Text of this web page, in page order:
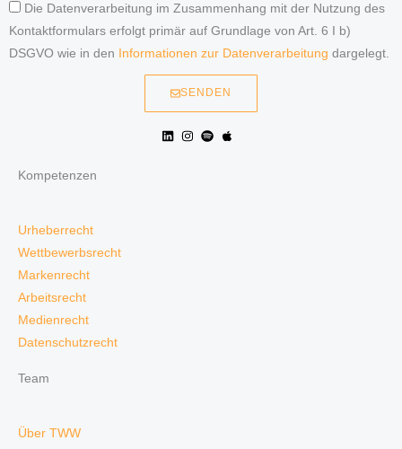
Die Datenverarbeitung im Zusammenhang mit der Nutzung des
Kontaktformulars erfolgt primär auf Grundlage von Art. 6 I b)
DSGVO wie in den Informationen zur Datenverarbeitung dargelegt.
SENDEN
Kompetenzen
Urheberrecht
Wettbewerbsrecht
Markenrecht
Arbeitsrecht
Medienrecht
Datenschutzrecht
Team
Über TWW